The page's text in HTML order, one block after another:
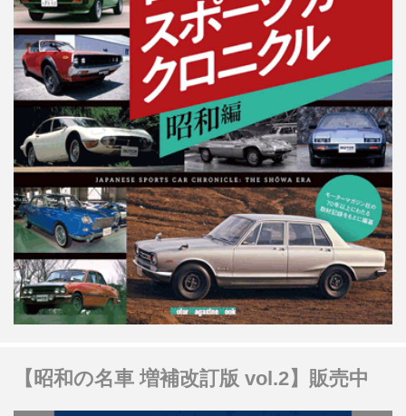
【昭和の名車 増補改訂版 vol.2】販売中